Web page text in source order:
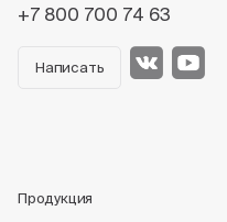
+7 800 700 74 63
Написать
Продукция